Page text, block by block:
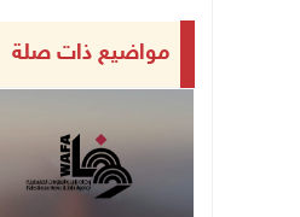
مواضيع ذات صلة